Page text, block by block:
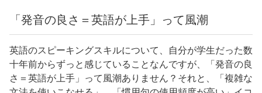
「発音の良さ＝英語が上手」って風潮
英語のスピーキングスキルについて、自分が学生だった数
十年前からずっと感じていることなんですが、「発音の良
さ＝英語が上手」って風潮ありません？それと、「複雑な